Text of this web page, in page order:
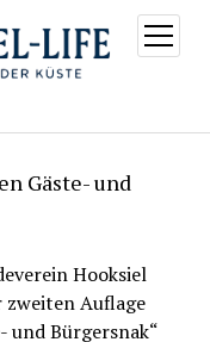
Menü
öffnen
Gäste- und
Hooksiel
zweiten Auflage
und Bürgersnak“